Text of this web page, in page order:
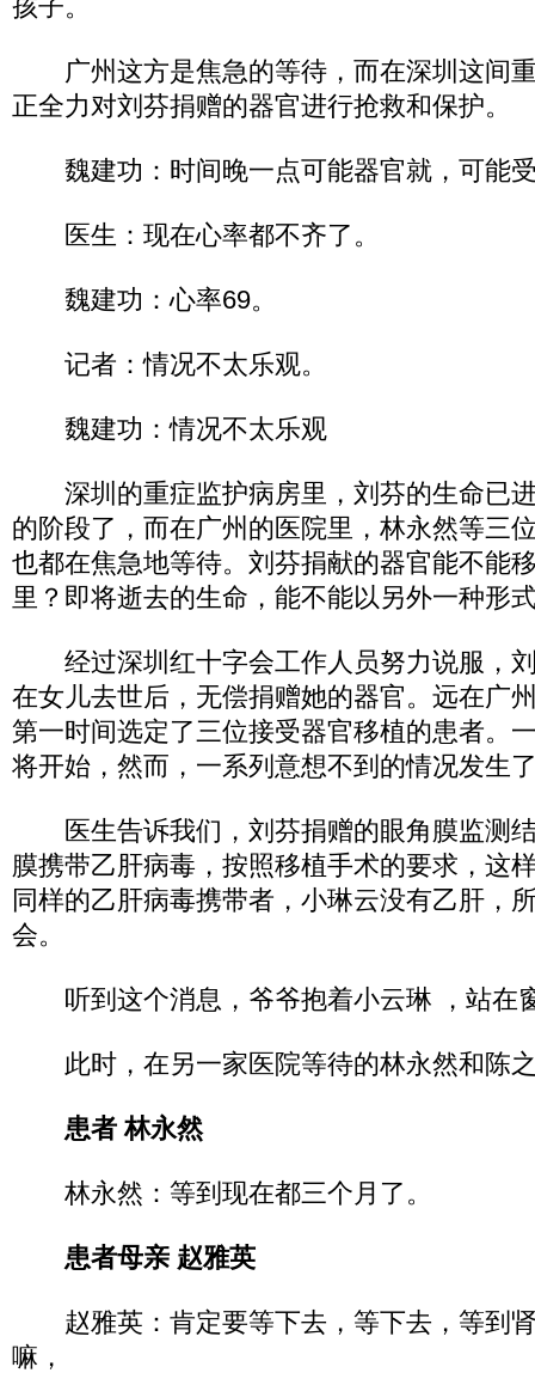
孩子。
广州这方是焦急的等待，而在深圳这间
正全力对刘芬捐赠的器官进行抢救和保护。
魏建功：时间晚一点可能器官就，可能
医生：现在心率都不齐了。
魏建功：心率69。
记者：情况不太乐观。
魏建功：情况不太乐观
深圳的重症监护病房里，刘芬的生命已
的阶段了，而在广州的医院里，林永然等三
也都在焦急地等待。刘芬捐献的器官能不能
里？即将逝去的生命，能不能以另外一种形
经过深圳红十字会工作人员努力说服，
在女儿去世后，无偿捐赠她的器官。远在广
第一时间选定了三位接受器官移植的患者。
将开始，然而，一系列意想不到的情况发生
医生告诉我们，刘芬捐赠的眼角膜监测
膜携带乙肝病毒，按照移植手术的要求，这
同样的乙肝病毒携带者，小琳云没有乙肝，
会。
听到这个消息，爷爷抱着小云琳 ，站在
此时，在另一家医院等待的林永然和陈
患者 林永然
林永然：等到现在都三个月了。
患者母亲 赵雅英
赵雅英：肯定要等下去，等下去，等到
嘛，